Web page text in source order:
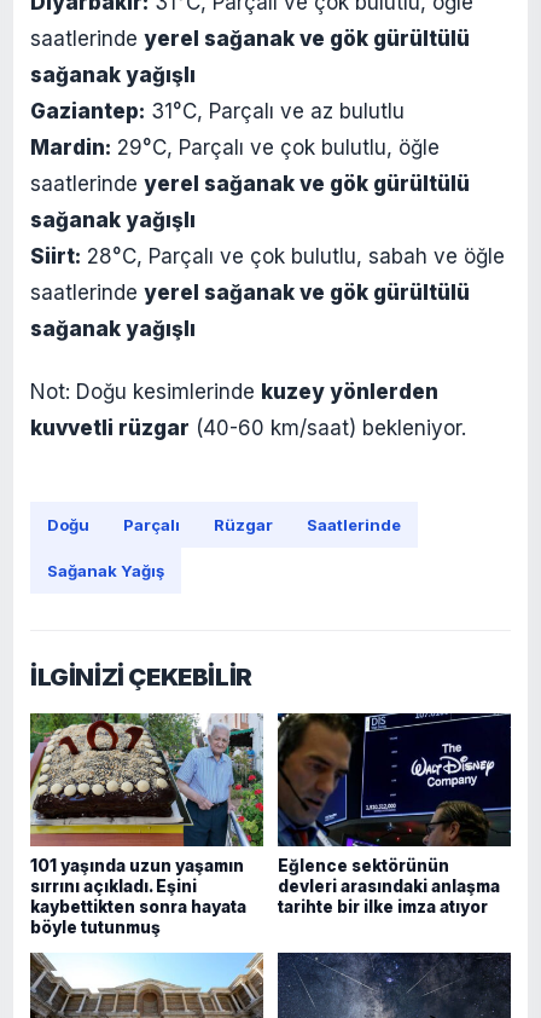
saatlerinde yerel sağanak ve gök gürültülü
sağanak yağışlı
Gaziantep: 31°C, Parçalı ve az bulutlu
Mardin: 29°C, Parçalı ve çok bulutlu, öğle
saatlerinde yerel sağanak ve gök gürültülü
sağanak yağışlı
Siirt: 28°C, Parçalı ve çok bulutlu, sabah ve öğle
saatlerinde yerel sağanak ve gök gürültülü
sağanak yağışlı
Not: Doğu kesimlerinde kuzey yönlerden
kuvvetli rüzgar (40-60 km/saat) bekleniyor.
Doğu Parçalı Rüzgar Saatlerinde
Sağanak Yağış
İLGİNİZİ ÇEKEBİLİR
101 yaşında uzun yaşamın
sırrını açıkladı. Eşini
kaybettikten sonra hayata
böyle tutunmuş
Eğlence sektörünün
devleri arasındaki anlaşma
tarihte bir ilke imza atıyor